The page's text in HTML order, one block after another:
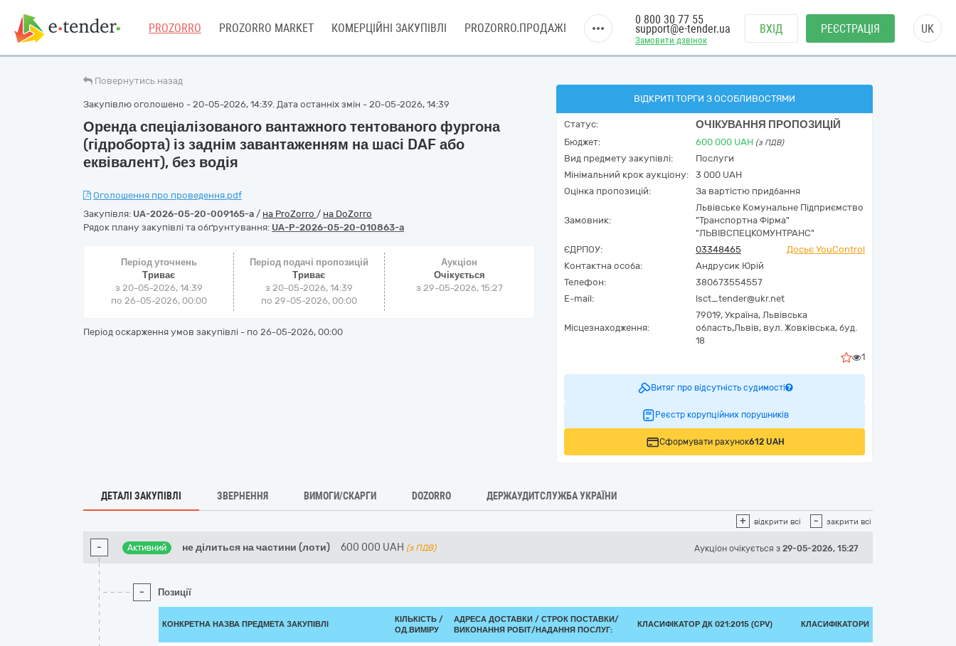
PROZORRO PROZORRO MARKET КОМЕРЦІЙНІ ЗАКУПІВЛІ PROZORRO.ПРОДАЖІ
Замовити дзвінок
0 800 30 77 55
support@e-tender.ua ВХІД РЕЄСТРАЦІЯ UK
Повернутись назад
Закупівлю оголошено - 20-05-2026, 14:39. Дата останніх змін - 20-05-2026, 14:39
Оренда спеціалізованого вантажного тентованого фургона
(гідроборта) із заднім завантаженням на шасі DAF або
еквівалент), без водія
Оголошення про проведення.pdf
Закупівля: UA-2026-05-20-009165-a / на ProZorro / на DoZorro
Рядок плану закупівлі та обґрунтування: UA-P-2026-05-20-010863-a
Період уточнень
Триває
з 20-05-2026, 14:39
по 26-05-2026, 00:00
Період подачі пропозицій
Триває
з 20-05-2026, 14:39
по 29-05-2026, 00:00
Аукціон
Очікується
з 29-05-2026, 15:27
Період оскарження умов закупівлі - по 26-05-2026, 00:00
ВІДКРИТІ ТОРГИ З ОСОБЛИВОСТЯМИ
Статус: ОЧІКУВАННЯ ПРОПОЗИЦІЙ
Бюджет: 600 000 UAH (з ПДВ)
Вид предмету закупівлі:
Послуги
Мінімальний крок аукціону:
3 000 UAH
Оцінка пропозицій:
За вартістю придбання
Замовник:
Львівське Комунальне Підприємство
"Транспортна Фірма"
"ЛЬВІВСПЕЦКОМУНТРАНС"
ЄДРПОУ:
03348465
Досьє YouControl
Контактна особа:
Андрусик Юрій
Телефон:
380673554557
E-mail:
lsct_tender@ukr.net
Місцезнаходження:
79019, Україна, Львівська
область,Львів, вул. Жовківська, буд.
18
1
Витяг про відсутність судимості
Реєстр корупційних порушників
Сформувати рахунок612 UAH
ДЕТАЛІ ЗАКУПІВЛІ ЗВЕРНЕННЯ ВИМОГИ/СКАРГИ DOZORRO ДЕРЖАУДИТСЛУЖБА УКРАЇНИ
+ відкрити всі - закрити всі
- Активний не ділиться на частини (лоти) 600 000 UAH (з ПДВ) Аукціон очікується з 29-05-2026, 15:27
- Позиції
КОНКРЕТНА НАЗВА ПРЕДМЕТА ЗАКУПІВЛІ
КІЛЬКІСТЬ /
ОД.ВИМІРУ
АДРЕСА ДОСТАВКИ / СТРОК ПОСТАВКИ/
ВИКОНАННЯ РОБІТ/НАДАННЯ ПОСЛУГ:
КЛАСИФІКАТОР ДК 021:2015 (CPV) КЛАСИФІКАТОРИ